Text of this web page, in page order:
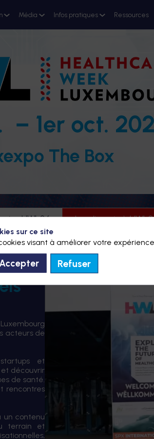
Média Infos pratiques Ressources
– 1er oct.
The Box
HWL26 Je m'inscris à
acteurs de
startups et
découvrir
de santé.
rencontres
un contenu
terrain et
sur ce site
visant à améliorer votre
Accepter Refuser